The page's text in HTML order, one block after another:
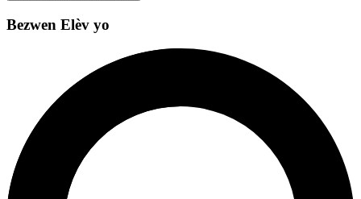
Bezwen Elèv yo